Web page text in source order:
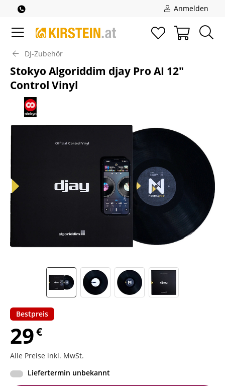
Anmelden
DJ-Zubehör
Stokyo Algoriddim djay Pro AI 12"
Control Vinyl
Bestpreis
29€
Alle Preise inkl. MwSt.
Liefertermin unbekannt